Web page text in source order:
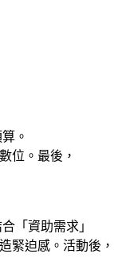
。
位。最後，
「資助需求」
緊迫感。活動後，